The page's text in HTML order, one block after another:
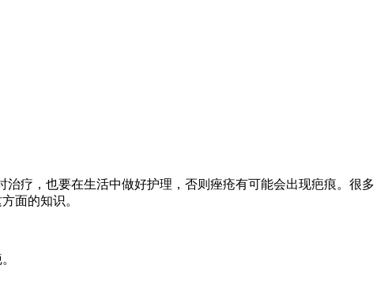
疗，也要在生活中做好护理，否则痤疮有可能会出现疤痕。很多
面的知识。